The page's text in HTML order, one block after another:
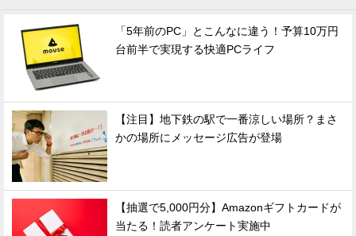
「5年前のPC」とこんなに違う！予算10万円
台前半で実現する快適PCライフ
【注目】地下鉄の駅で一番涼しい場所？まさ
かの場所にメッセージ広告が登場
【抽選で5,000円分】Amazonギフトカードが
当たる！読者アンケート実施中